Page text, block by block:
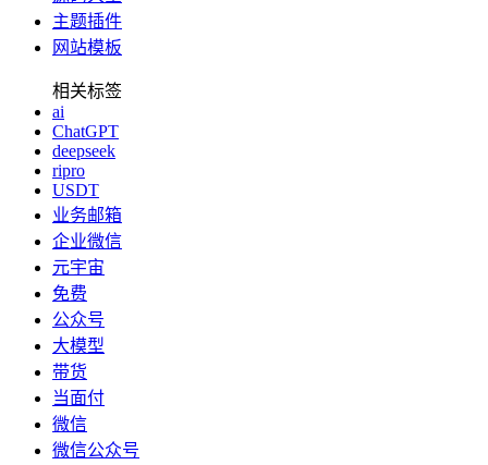
主题插件
网站模板
相关标签
ai
ChatGPT
deepseek
ripro
USDT
业务邮箱
企业微信
元宇宙
免费
公众号
大模型
带货
当面付
微信
微信公众号